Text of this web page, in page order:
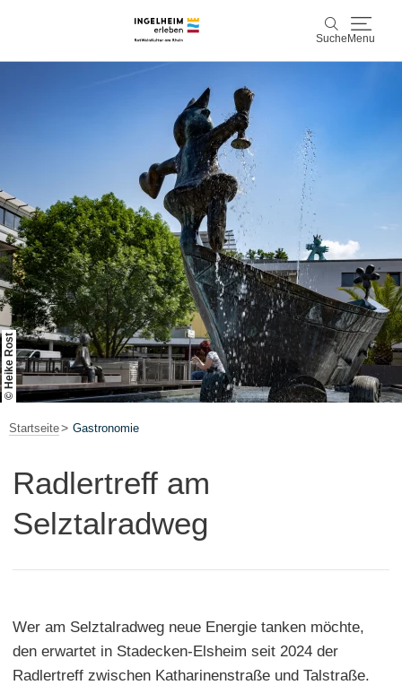
Suche Menu
Entdecken & Erleben
Wein & Genuss
Kaiserpfalz, Kunst & Kultur
Planen & Buchen
Info & Service
Leichte SpracheUnterkünfteErlebnisse buchen
© Heike Rost
Startseite Gastronomie
Radlertreff am
Selztalradweg
Wer am Selztalradweg neue Energie tanken möchte,
den erwartet in Stadecken-Elsheim seit 2024 der
Radlertreff zwischen Katharinenstraße und Talstraße.